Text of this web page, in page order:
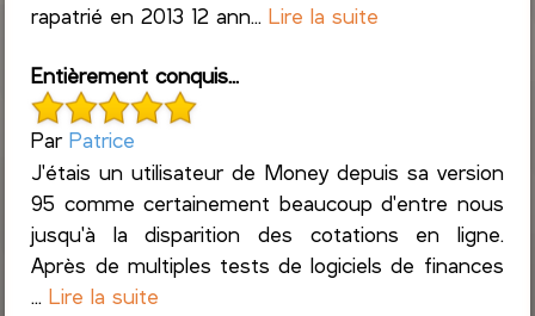
rapatrié en 2013 12 ann...Lire la suite
Entièrement conquis...
ParPatrice
J'étais un utilisateur de Money depuis sa version
95 comme certainement beaucoup d'entre nous
jusqu'à la disparition des cotations en ligne.
Après de multiples tests de logiciels de finances
...Lire la suite